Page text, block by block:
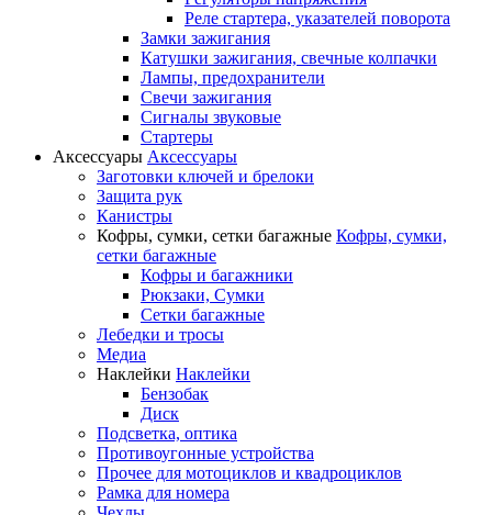
Реле стартера, указателей поворота
Замки зажигания
Катушки зажигания, свечные колпачки
Лампы, предохранители
Свечи зажигания
Сигналы звуковые
Стартеры
Аксессуары Аксессуары
Заготовки ключей и брелоки
Защита рук
Канистры
Кофры, сумки, сетки багажные Кофры, сумки,
сетки багажные
Кофры и багажники
Рюкзаки, Сумки
Сетки багажные
Лебедки и тросы
Медиа
Наклейки Наклейки
Бензобак
Диск
Подсветка, оптика
Противоугонные устройства
Прочее для мотоциклов и квадроциклов
Рамка для номера